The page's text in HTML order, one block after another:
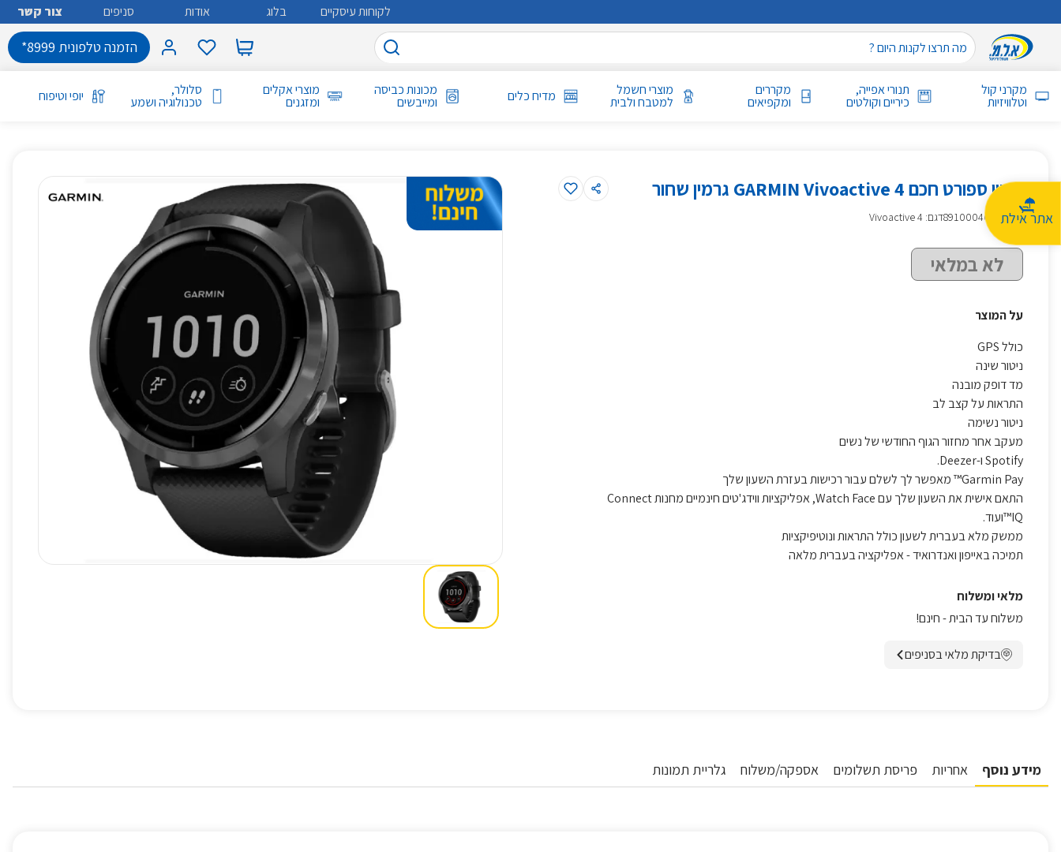
אתר אילת
לקוחות עיסקיים בלוג אודות סניפים צור קשר
הזמנה טלפונית 8999*
מקרני קול
וטלוויזיות
תנורי אפייה,
כיריים וקולטים
מקררים
ומקפיאים
מוצרי חשמל
למטבח ולבית מדיח כלים מכונות כביסה
ומייבשים
מוצרי אקלים
ומזגנים
סלולר,
טכנולוגיה ושמע יופי וטיפוח
שעון ספורט חכם GARMIN Vivoactive 4 גרמין שחור
מק״ט 891000469דגם: Vivoactive 4
לא במלאי
על המוצר
כולל GPS
ניטור שינה
מד דופק מובנה
התראות על קצב לב
ניטור נשימה
מעקב אחר מחזור הגוף החודשי של נשים
Spotify ו-Deezer.
Garmin Pay™ מאפשר לך לשלם עבור רכישות בעזרת השעון שלך
התאם אישית את השעון שלך עם Watch Face, אפליקציות ווידג'טים חינמיים מחנות Connect
IQ™ועוד.
ממשק מלא בעברית לשעון כולל התראות ונוטיפיקציות
תמיכה באייפון ואנדרואיד - אפליקציה בעברית מלאה
מלאי ומשלוח
משלוח עד הבית - חינם!
בדיקת מלאי בסניפים
מידע נוסף אחריות פריסת תשלומים אספקה/משלוח גלריית תמונות